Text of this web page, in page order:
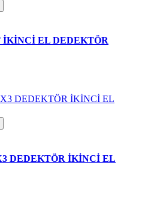
İKİNCİ EL DEDEKTÖR
DEDEKTÖR İKİNCİ EL